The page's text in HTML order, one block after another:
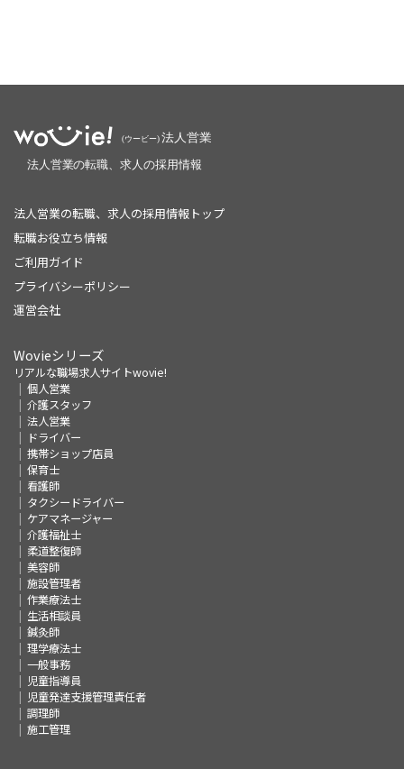
法人営業の転職、求人の採用情報トップ
転職お役立ち情報
ご利用ガイド
プライバシーポリシー
運営会社
Wovieシリーズ
リアルな職場求人サイトwovie!
個人営業
介護スタッフ
法人営業
ドライバー
携帯ショップ店員
保育士
看護師
タクシードライバー
ケアマネージャー
介護福祉士
柔道整復師
美容師
施設管理者
作業療法士
生活相談員
鍼灸師
理学療法士
一般事務
児童指導員
児童発達支援管理責任者
調理師
施工管理